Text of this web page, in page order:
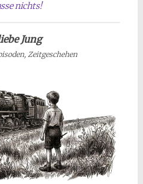
nichts!
Jung
Zeitgeschehen